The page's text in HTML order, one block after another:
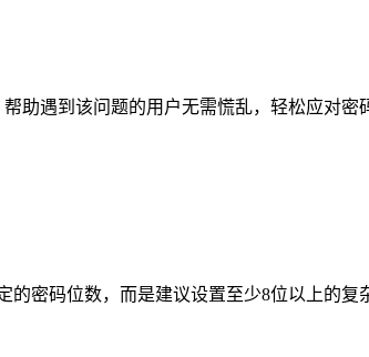
助遇到该问题的用户无需慌乱，轻松应对密
密码位数，而是建议设置至少8位以上的